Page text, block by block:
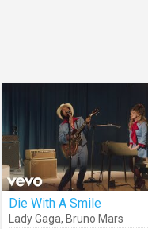
Die With A Smile
Lady Gaga, Bruno Mars